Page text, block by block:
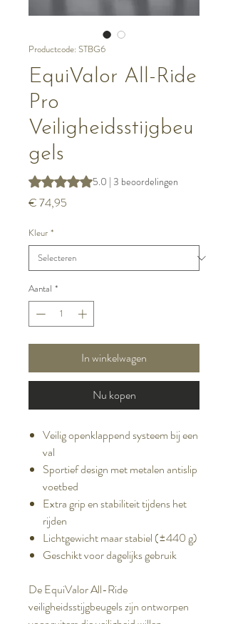
Productcode: STBG6
EquiValor All-Ride
Pro
Veiligheidsstijgbeu
gels
Waardering is 5.0 op vijf sterren op
5.0 | 3 beoordelingen
€ 74,95
Kleur *
Aantal *
In winkelwagen
Nu kopen
Veilig openklappend systeem bij een
val
Sportief design met metalen antislip
voetbed
Extra grip en stabiliteit tijdens het
rijden
Lichtgewicht maar stabiel (±440 g)
Geschikt voor dagelijks gebruik
De EquiValor All-Ride
veiligheidsstijgbeugels zijn ontworpen